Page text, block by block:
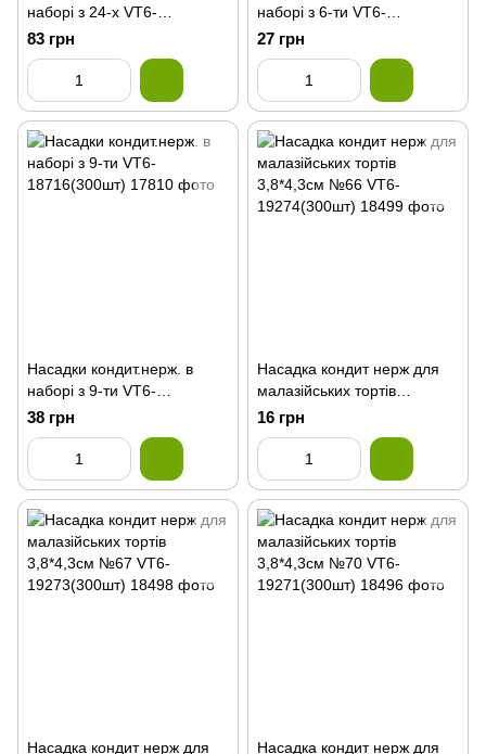
наборі з 24-х VT6-
18717(144шт)
83 грн
наборі з 6-ти VT6-
18715(300шт)
27 грн
Насадки кондит.нерж. в
наборі з 9-ти VT6-
18716(300шт)
38 грн
Насадка кондит нерж для
малазійських тортів
3,8*4,3см №66 VT6-
19274(300шт)
16 грн
Насадка кондит нерж для
Насадка кондит нерж для